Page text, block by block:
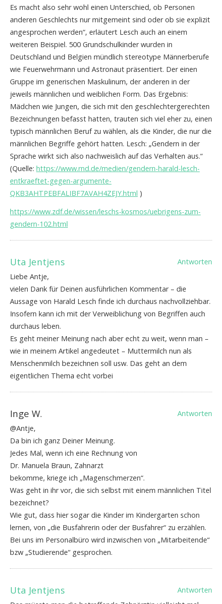
Es macht also sehr wohl einen Unterschied, ob Personen
anderen Geschlechts nur mitgemeint sind oder ob sie explizit
angesprochen werden“, erläutert Lesch auch an einem
weiteren Beispiel. 500 Grundschulkinder wurden in
Deutschland und Belgien mündlich stereotype Männerberufe
wie Feuerwehrmann und Astronaut präsentiert. Der einen
Gruppe im generischen Maskulinum, der anderen in der
jeweils männlichen und weiblichen Form. Das Ergebnis:
Mädchen wie Jungen, die sich mit den geschlechtergerechten
Bezeichnungen befasst hatten, trauten sich viel eher zu, einen
typisch männlichen Beruf zu wählen, als die Kinder, die nur die
männlichen Begriffe gehört hatten. Lesch: „Gendern in der
Sprache wirkt sich also nachweislich auf das Verhalten aus.“
(Quelle: https://www.rnd.de/medien/gendern-harald-lesch-
entkraeftet-gegen-argumente-
QKB3AHTPEBFALIBF7AVAH4ZEJY.html )
https://www.zdf.de/wissen/leschs-kosmos/uebrigens-zum-
gendern-102.html
Uta Jentjens
Antworten
Liebe Antje,
vielen Dank für Deinen ausführlichen Kommentar – die
Aussage von Harald Lesch finde ich durchaus nachvollziehbar.
Insofern kann ich mit der Verweiblichung von Begriffen auch
durchaus leben.
Es geht meiner Meinung nach aber echt zu weit, wenn man –
wie in meinem Artikel angedeutet – Muttermilch nun als
Menschenmilch bezeichnen soll usw. Das geht an dem
eigentlichen Thema echt vorbei
Inge W.
Antworten
@Antje,
Da bin ich ganz Deiner Meinung.
Jedes Mal, wenn ich eine Rechnung von
Dr. Manuela Braun, Zahnarzt
bekomme, kriege ich „Magenschmerzen“.
Was geht in ihr vor, die sich selbst mit einem männlichen Titel
bezeichnet?
Wie gut, dass hier sogar die Kinder im Kindergarten schon
lernen, von „die Busfahrerin oder der Busfahrer“ zu erzählen.
Bei uns im Personalbüro wird inzwischen von „Mitarbeitende“
bzw „Studierende“ gesprochen.
Uta Jentjens
Antworten